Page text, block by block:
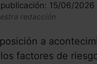
15/06/2026
redacción
a
factores de